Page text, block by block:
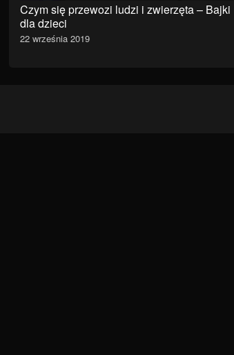
Czym się przewozi ludzi i zwierzęta – Bajki
dla dzieci
22 września 2019